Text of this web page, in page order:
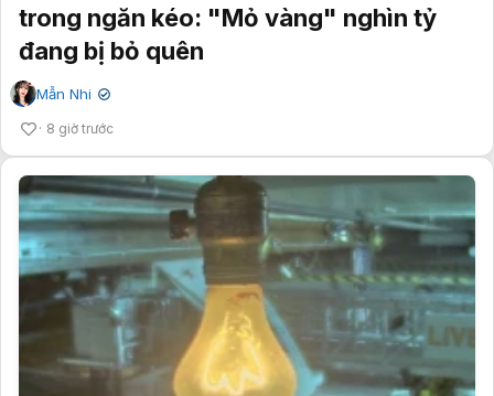
trong ngăn kéo: "Mỏ vàng" nghìn tỷ
đang bị bỏ quên
Mẫn Nhi ✔
8 giờ trước